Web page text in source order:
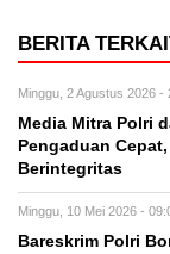
BERITA
Minggu, 2 Agustus 2026 -
Media Mitra Polri
Pengaduan
Berintegritas
Minggu, 10 Mei 2026 -
Bareskrim Polri